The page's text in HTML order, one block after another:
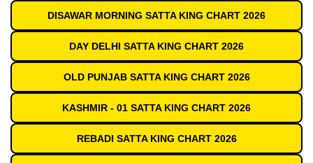
DISAWAR MORNING SATTA KING CHART 2026
DAY DELHI SATTA KING CHART 2026
OLD PUNJAB SATTA KING CHART 2026
KASHMIR - 01 SATTA KING CHART 2026
REBADI SATTA KING CHART 2026